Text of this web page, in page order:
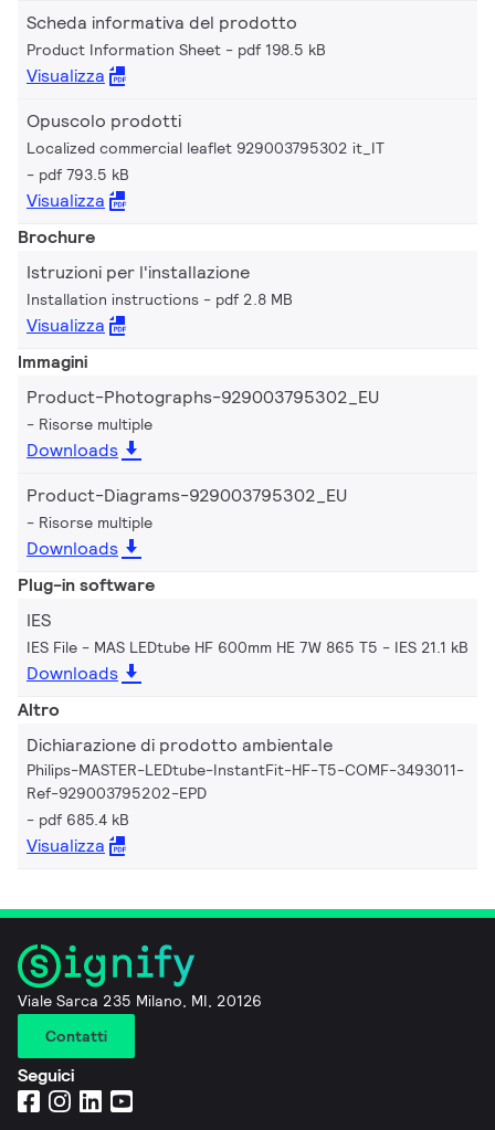
Scheda informativa del prodotto
Product Information Sheet pdf 198.5 kB
Visualizza
Opuscolo prodotti
Localized commercial leaflet 929003795302 it_IT
pdf 793.5 kB
Visualizza
Brochure
Istruzioni per l'installazione
Installation instructions pdf 2.8 MB
Visualizza
Immagini
Product-Photographs-929003795302_EU
Risorse multiple
Downloads
Product-Diagrams-929003795302_EU
Risorse multiple
Downloads
Plug-in software
IES
IES File - MAS LEDtube HF 600mm HE 7W 865 T5 IES 21.1 kB
Downloads
Altro
Dichiarazione di prodotto ambientale
Philips-MASTER-LEDtube-InstantFit-HF-T5-COMF-3493011-
Ref-929003795202-EPD
pdf 685.4 kB
Visualizza
Viale Sarca 235 Milano, MI, 20126
Contatti
Seguici